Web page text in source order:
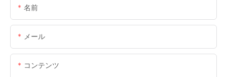
名前
メール
コンテンツ